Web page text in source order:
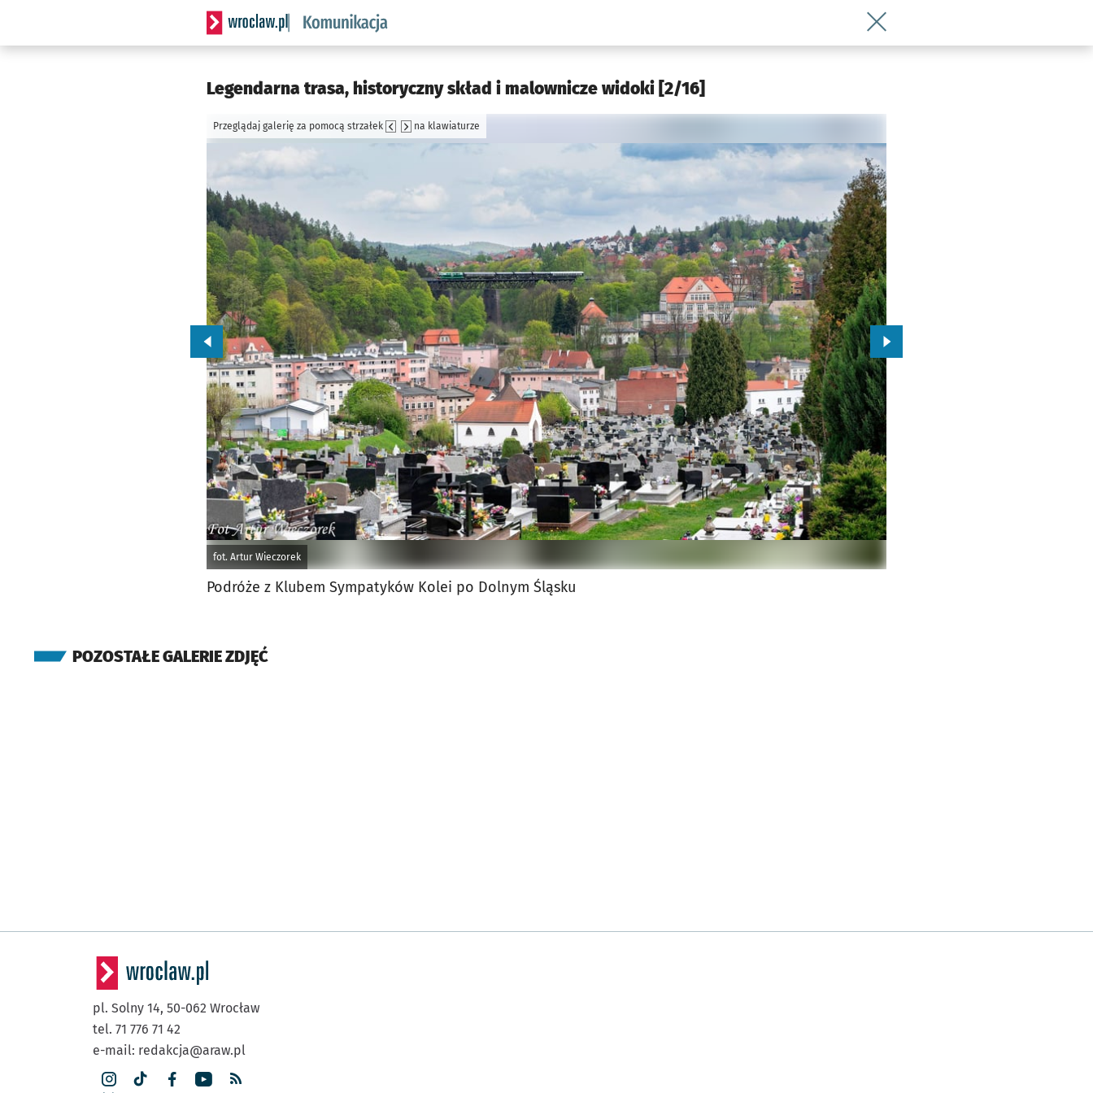
Serwis informacyjny wroclaw.pl podserwis: Komunikacja
Wróć do artykułu Legendarna trasa,
Legendarna trasa, historyczny skład i malownicze widoki [2/16]
fot. Artur Wieczorek
Przeglądaj galerię za pomocą strzałek na klawiaturze
Przejdź do poprzedniego zdjęcia. Przejdź do kolejnego zdjęcia.
Podróże z Klubem Sympatyków Kolei po Dolnym Śląsku
POZOSTAŁE GALERIE ZDJĘĆ
pl. Solny 14, 50-062 Wrocław
tel. 71 776 71 42
e-mail: redakcja@araw.pl